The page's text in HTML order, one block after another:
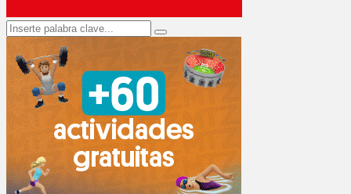
Search
for:
Search